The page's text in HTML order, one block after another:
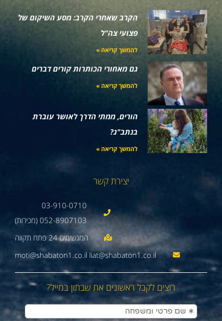
הקרב שאחרי הקרב: מסע השיקום של
פצועי צה"ל
להמשך קריאה »
גם מאחורי הכותרות קורים דברים
להמשך קריאה »
הורים, ממתי הדרך לאושר עוברת
בנתב"ג?
להמשך קריאה »
יצירת קשר
03-910-0710
052-8907103 (מכירות)
moti@shabaton1.co.il liat@shabaton1.co.il
רוצים לקבל ראשונים את שבתון במייל?